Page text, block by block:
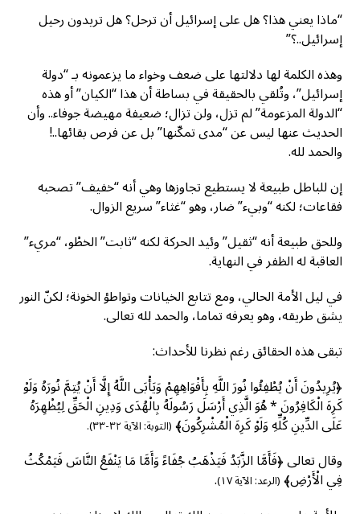
“ماذا يعني هذا؟ هل على إسرائيل أن ترحل؟ هل تريدون رحيل
إسرائيل..؟”
وهذه الكلمة لها دلالتها على ضعف وخواء ما يزعمونه بـ “دولة
إسرائيل”، وتُلقي بالحقيقة في بساطة أن هذا “الكيان” أو هذه
“الدولة المزعومة” لم تزل، ولن تزال؛ ضعيفة مهيضة جوفاء.. وأن
الحديث عنها ليس عن “مدى تمكّنها” بل عن فرص بقائها..!
والحمد لله.
إن للباطل طبيعة لا يستطيع تجاوزها وهي أنه “خفيف” تصحبه
فقاعات؛ لكنه “وبيء” ضار، وهو “غثاء” سريع الزوال.
وللحق طبيعة أنه “ثقيل” وئيد الحركة لكنه “ثابت” الخطْو، “مريء”
العاقبة له الظفر في النهاية.
في ليل الأمة الحالي، ومع تتابع الخيانات وتواطؤ الخونة؛ لكنّ النور
يشق طريقه، وهو يعرفه تماما، والحمد لله تعالى.
تبقى هذه الحقائق رغم نظرنا للأحداث:
﴿يُرِيدُونَ أَنْ يُطْفِئُوا نُورَ اللَّهِ بِأَفْوَاهِهِمْ وَيَأْبَى اللَّهُ إِلَّا أَنْ يُتِمَّ نُورَهُ وَلَوْ
كَرِهَ الْكَافِرُونَ * هُوَ الَّذِي أَرْسَلَ رَسُولَهُ بِالْهُدَى وَدِينِ الْحَقِّ لِيُظْهِرَهُ
عَلَى الدِّينِ كُلِّهِ وَلَوْ كَرِهَ الْمُشْرِكُونَ﴾(التوبة: الآية ٣٢-٣٣).
وقال تعالى ﴿فَأَمَّا الزَّبَدُ فَيَذْهَبُ جُفَاءً وَأَمَّا مَا يَنْفَعُ النَّاسَ فَيَمْكُثُ
فِي الْأَرْضِ﴾(الرعد: الآية ١٧)
.